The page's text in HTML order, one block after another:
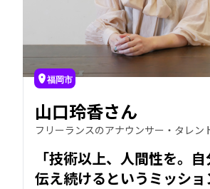
福岡市
山口玲香さん
フリーランスのアナウンサー・タレン
「技術以上、人間性を。
伝え続けるというミッショ